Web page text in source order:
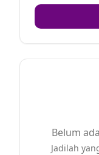
Belum
Jadilah